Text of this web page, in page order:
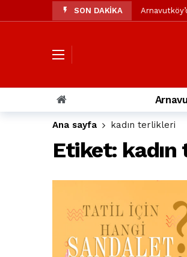
SON DAKİKA
Özgür
Arnavutköy
Toprak
Arnavutkoy
Ana sayfa kadın terlikleri
Etiket: